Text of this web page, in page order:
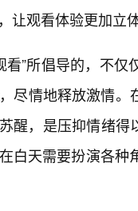
让观看体验更加立
看”所倡导的，不
尽情地释放激情
醒，是压抑情绪得
白天需要扮演各